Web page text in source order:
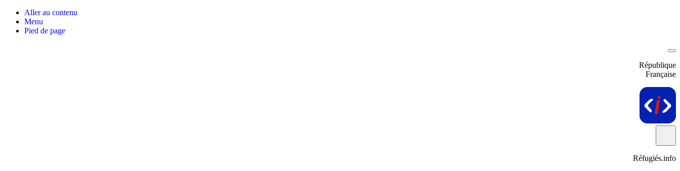
Aller au contenu
Menu
Pied de page
République
Française
Réfugiés.info